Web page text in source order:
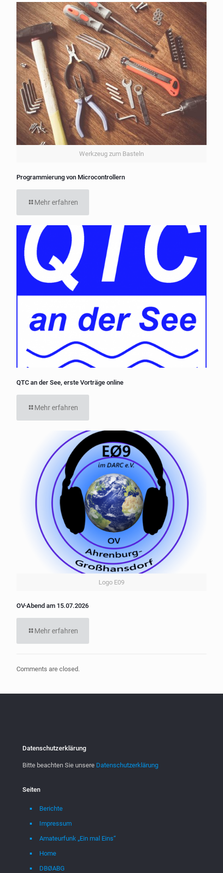
Werkzeug zum Basteln
Programmierung von Microcontrollern
Mehr erfahren
QTC an der See, erste Vorträge online
Mehr erfahren
Logo E09
OV-Abend am 15.07.2026
Mehr erfahren
Comments are closed.
Datenschutzerklärung
Bitte beachten Sie unsere Datenschutzerklärung
Seiten
Berichte
Impressum
Amateurfunk „Ein mal Eins“
Home
DBØABG